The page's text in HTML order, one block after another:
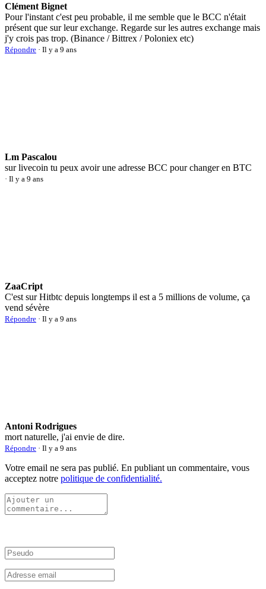
Clément Bignet
Pour l'instant c'est peu probable, il me semble que le BCC n'était
présent que sur leur exchange. Regarde sur les autres exchange mais
j'y crois pas trop. (Binance / Bittrex / Poloniex etc)
Répondre · Il y a 9 ans
Lm Pascalou
sur livecoin tu peux avoir une adresse BCC pour changer en BTC
· Il y a 9 ans
ZaaCript
C'est sur Hitbtc depuis longtemps il est a 5 millions de volume, ça
vend sévère
Répondre · Il y a 9 ans
Antoni Rodrigues
mort naturelle, j'ai envie de dire.
Répondre · Il y a 9 ans
Votre email ne sera pas publié. En publiant un commentaire, vous
acceptez notre politique de confidentialité.